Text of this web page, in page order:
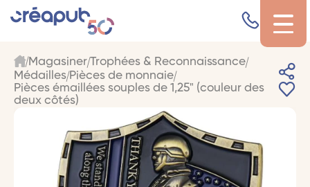
Magasiner Trophées & Reconnaissance
Médailles Pièces de monnaie
Pièces émaillées souples de 1,25" (couleur des
deux côtés)